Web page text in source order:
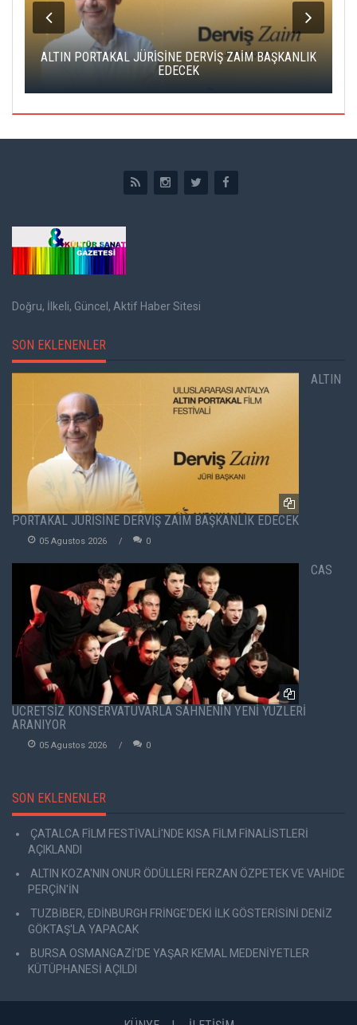
ALTIN PORTAKAL JÜRİSİNE DERVİŞ ZAİM BAŞKANLIK
EDECEK
Doğru, İlkeli, Güncel, Aktif Haber Sitesi
SON EKLENENLER
ALTIN
PORTAKAL JÜRİSİNE DERVİŞ ZAİM BAŞKANLIK EDECEK
05 Agustos 2026 0
CAS
ÜCRETSİZ KONSERVATUVARLA SAHNENİN YENİ YÜZLERİ
ARANIYOR
05 Agustos 2026 0
SON EKLENENLER
ÇATALCA FİLM FESTİVALİ'NDE KISA FİLM FİNALİSTLERİ
AÇIKLANDI
ALTIN KOZA'NIN ONUR ÖDÜLLERİ FERZAN ÖZPETEK VE VAHİDE
PERÇİN'İN
TUZBİBER, EDİNBURGH FRİNGE'DEKİ İLK GÖSTERİSİNİ DENİZ
GÖKTAŞ'LA YAPACAK
BURSA OSMANGAZİ'DE YAŞAR KEMAL MEDENİYETLER
KÜTÜPHANESİ AÇILDI